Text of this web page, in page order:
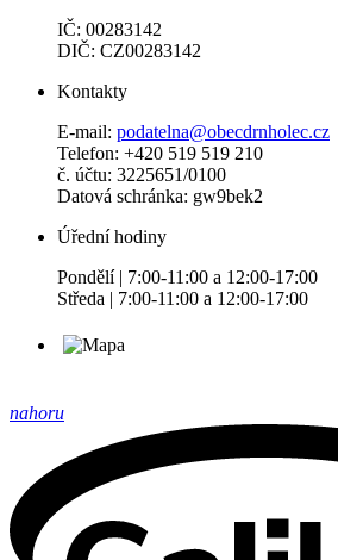
IČ: 00283142
DIČ: CZ00283142
Kontakty
E-mail: podatelna@obecdrnholec.cz
Telefon: +420 519 519 210
č. účtu: 3225651/0100
Datová schránka: gw9bek2
Úřední hodiny
Pondělí | 7:00-11:00 a 12:00-17:00
Středa | 7:00-11:00 a 12:00-17:00
nahoru